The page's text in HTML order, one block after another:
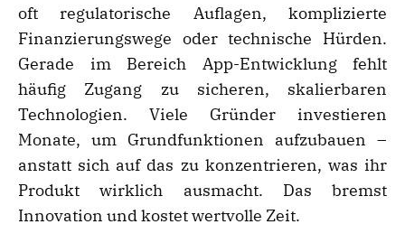
oft regulatorische Auflagen, komplizierte
Finanzierungswege oder technische Hürden.
Gerade im Bereich App-Entwicklung fehlt
häufig Zugang zu sicheren, skalierbaren
Technologien. Viele Gründer investieren
Monate, um Grundfunktionen aufzubauen –
anstatt sich auf das zu konzentrieren, was ihr
Produkt wirklich ausmacht. Das bremst
Innovation und kostet wertvolle Zeit.